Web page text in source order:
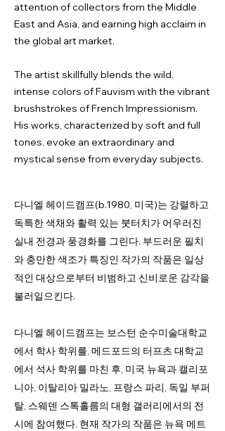
attention of collectors from the Middle
East and Asia, and earning high acclaim in
the global art market.
The artist skillfully blends the wild,
intense colors of Fauvism with the vibrant
brushstrokes of French Impressionism.
His works, characterized by soft and full
tones, evoke an extraordinary and
mystical sense from everyday subjects.
다니엘 헤이드캠프(b.1980, 미국)는 강렬하고
독특한 색채와 활력 있는 붓터치가 어우러진
실내 전경과 풍경화를 그린다. 부드러운 필치
와 충만한 색조가 특징인 작가의 작품은 일상
적인 대상으로부터 비범하고 신비로운 감각을
불러일으킨다.
다니엘 헤이드캠프는 보스턴 순수미술대학교
에서 학사 학위를, 메드포드의 터프츠 대학교
에서 석사 학위를 마친 후, 미국 뉴욕과 캘리포
니아, 이탈리아 밀라노, 프랑스 파리, 독일 부퍼
탈, 스웨덴 스톡홀름의 대형 갤러리에서의 전
시에 참여했다. 현재 작가의 작품은 뉴욕 메트